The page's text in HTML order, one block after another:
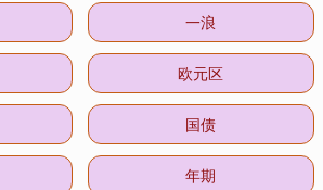
一浪
欧元区
国债
年期